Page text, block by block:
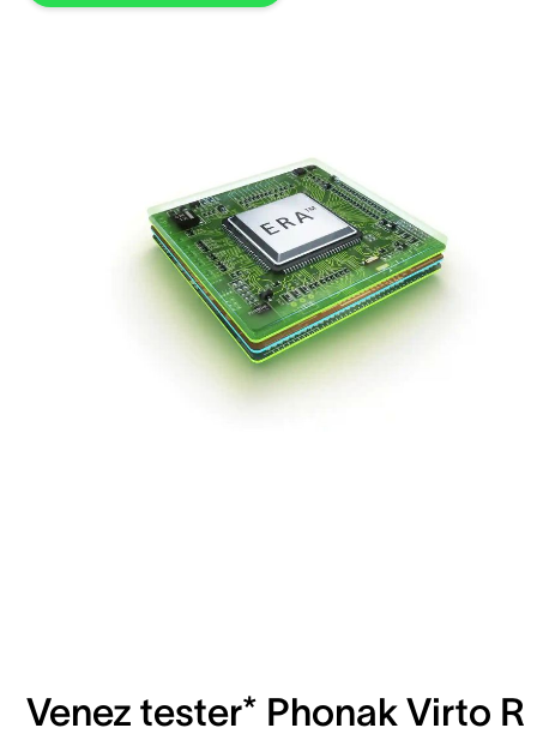
Venez tester* Phonak Virto R